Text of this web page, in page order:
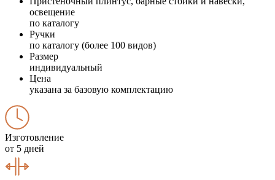
освещение
по каталогу
Ручки
по каталогу (более 100 видов)
Размер
индивидуальный
Цена
указана за базовую комплектацию
Изготовление
от 5 дней